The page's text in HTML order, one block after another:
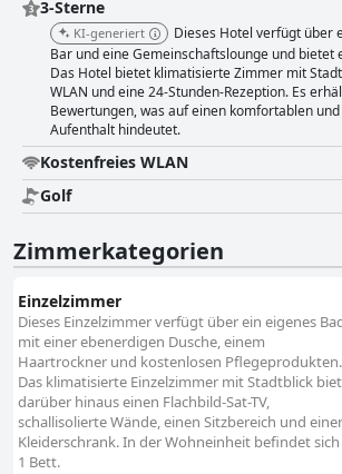
Umgebung und gut ausgestattete
ausgezeichneten Wahl für berufsbedingte
barrierefreie Architektur und die barrierefreie
das Gästeerlebnis zusätzlich und demonstrieren
Hotels für Inklusion. Insgesamt beeindruckt das Hotel Aspethera mit
seiner perfekten Lage, den exzellenten
komfortablen und sauberen Unterkünften, dem
und den durchdachten Annehmlichkeiten, was es zu
empfehlenswerten Wahl für eine Vielzahl von
3-Sterne
KI-generiert
Dieses Hotel verfügt über
Bar und eine Gemeinschaftslounge und bietet
Das Hotel bietet klimatisierte Zimmer mit
WLAN und eine 24-Stunden-Rezeption. Es
Bewertungen, was auf einen komfortablen
Aufenthalt hindeutet.
Kostenfreies WLAN
Golf
Zimmerkategorien
Einzelzimmer
Dieses Einzelzimmer verfügt über ein eigenes
mit einer ebenerdigen Dusche, einem
Haartrockner und kostenlosen Pflegeprodukten.
Das klimatisierte Einzelzimmer mit Stadtblick
darüber hinaus einen Flachbild-Sat-TV,
schallisolierte Wände, einen Sitzbereich und
Kleiderschrank. In der Wohneinheit befindet sich
1 Bett.